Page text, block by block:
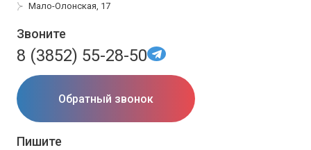
Мало-Олонская, 17
Звоните
8 (3852) 55-28-50
Обратный звонок
Пишите